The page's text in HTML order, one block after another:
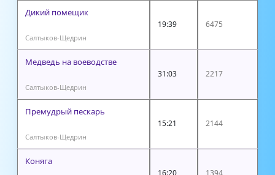
Дикий помещик
Салтыков-Щедрин
19:39 6475
Медведь на воеводстве
Салтыков-Щедрин
31:03 2217
Премудрый пескарь
Салтыков-Щедрин
15:21 2144
Коняга
16:20 1394